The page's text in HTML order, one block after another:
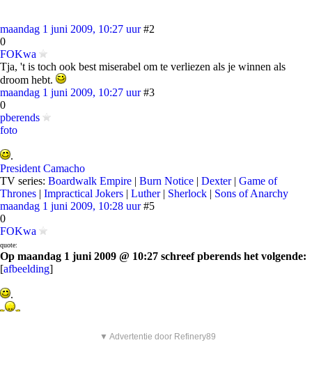
maandag 1 juni 2009, 10:27 uur #2
0
FOKwa
Tja, 't is toch ook best miserabel om te verliezen als je winnen als
droom hebt.
maandag 1 juni 2009, 10:27 uur #3
0
pberends
foto
.
President Camacho
TV series: Boardwalk Empire | Burn Notice | Dexter| Game of
Thrones | Impractical Jokers | Luther| Sherlock | Sons of Anarchy
maandag 1 juni 2009, 10:28 uur #5
0
FOKwa
quote:
Op maandag 1 juni 2009 @ 10:27 schreef pberends het volgende:
[afbeelding]
.
▼ Advertentie door Refinery89